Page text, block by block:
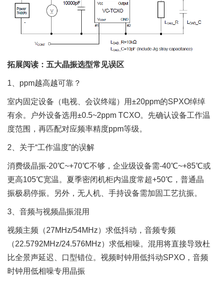
拓展阅读：五大晶振选型常见误区
1、ppm越高越可靠？
室内固定设备（电视、会议终端）用±20ppm的SPXO绰绰
有余。户外设备选用±0.5~2ppm TCXO。先确认设备工作温
度范围，再匹配对应频率精度ppm等级。
2、关于“工作温度”的误解
消费级晶振-20℃~+70℃不够，企业级设备需-40℃~+85℃或
更高105℃宽温。夏季密闭机柜内温度常超+50℃，普通晶
振极易停振。另外，无人机、手持设备需加固工艺抗振。
3、音频与视频晶振混用
视频主频（27MHz/54MHz）求低抖动，音频专频
（22.5792MHz/24.576MHz）求低相噪。混用将直接导致杜
比全景声延迟、口型错位。视频时钟用低抖动SPXO，音频
时钟用低相噪专用晶振